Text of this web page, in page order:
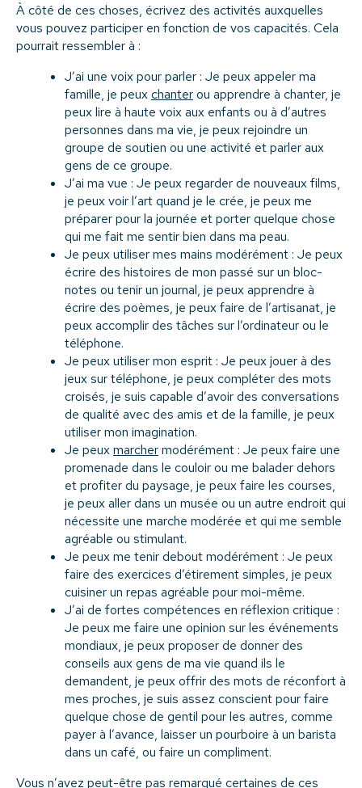
À côté de ces choses, écrivez des activités auxquelles
vous pouvez participer en fonction de vos capacités. Cela
pourrait ressembler à :
J’ai une voix pour parler : Je peux appeler ma
famille, je peuxchanterou apprendre à chanter, je
peux lire à haute voix aux enfants ou à d’autres
personnes dans ma vie, je peux rejoindre un
groupe de soutien ou une activité et parler aux
gens de ce groupe.
J’ai ma vue : Je peux regarder de nouveaux films,
je peux voir l’art quand je le crée, je peux me
préparer pour la journée et porter quelque chose
qui me fait me sentir bien dans ma peau.
Je peux utiliser mes mains modérément : Je peux
écrire des histoires de mon passé sur un bloc-
notes ou tenir un journal, je peux apprendre à
écrire des poèmes, je peux faire de l’artisanat, je
peux accomplir des tâches sur l’ordinateur ou le
téléphone.
Je peux utiliser mon esprit : Je peux jouer à des
jeux sur téléphone, je peux compléter des mots
croisés, je suis capable d’avoir des conversations
de qualité avec des amis et de la famille, je peux
utiliser mon imagination.
Je peuxmarchermodérément : Je peux faire une
promenade dans le couloir ou me balader dehors
et profiter du paysage, je peux faire les courses,
je peux aller dans un musée ou un autre endroit qui
nécessite une marche modérée et qui me semble
agréable ou stimulant.
Je peux me tenir debout modérément : Je peux
faire des exercices d’étirement simples, je peux
cuisiner un repas agréable pour moi-même.
J’ai de fortes compétences en réflexion critique :
Je peux me faire une opinion sur les événements
mondiaux, je peux proposer de donner des
conseils aux gens de ma vie quand ils le
demandent, je peux offrir des mots de réconfort à
mes proches, je suis assez conscient pour faire
quelque chose de gentil pour les autres, comme
payer à l’avance, laisser un pourboire à un barista
dans un café, ou faire un compliment.
Vous n’avez peut-être pas remarqué certaines de ces